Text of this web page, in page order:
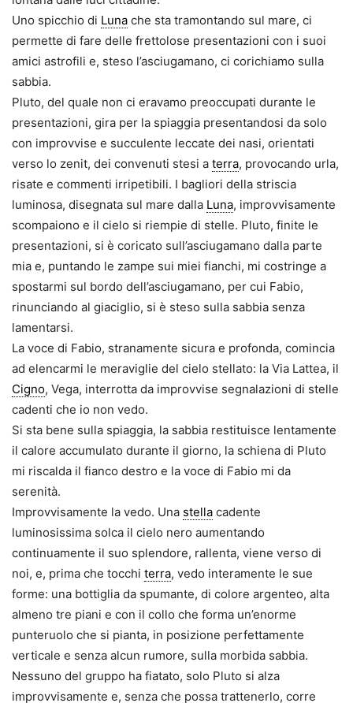
Uno spicchio di Luna che sta tramontando sul mare, ci
permette di fare delle frettolose presentazioni con i suoi
amici astrofili e, steso l’asciugamano, ci corichiamo sulla
sabbia.
Pluto, del quale non ci eravamo preoccupati durante le
presentazioni, gira per la spiaggia presentandosi da solo
con improvvise e succulente leccate dei nasi, orientati
verso lo zenit, dei convenuti stesi a terra, provocando urla,
risate e commenti irripetibili. I bagliori della striscia
luminosa, disegnata sul mare dalla Luna, improvvisamente
scompaiono e il cielo si riempie di stelle. Pluto, finite le
presentazioni, si è coricato sull’asciugamano dalla parte
mia e, puntando le zampe sui miei fianchi, mi costringe a
spostarmi sul bordo dell’asciugamano, per cui Fabio,
rinunciando al giaciglio, si è steso sulla sabbia senza
lamentarsi.
La voce di Fabio, stranamente sicura e profonda, comincia
ad elencarmi le meraviglie del cielo stellato: la Via Lattea, il
Cigno, Vega, interrotta da improvvise segnalazioni di stelle
cadenti che io non vedo.
Si sta bene sulla spiaggia, la sabbia restituisce lentamente
il calore accumulato durante il giorno, la schiena di Pluto
mi riscalda il fianco destro e la voce di Fabio mi da
serenità.
Improvvisamente la vedo. Una stella cadente
luminosissima solca il cielo nero aumentando
continuamente il suo splendore, rallenta, viene verso di
noi, e, prima che tocchi terra, vedo interamente le sue
forme: una bottiglia da spumante, di colore argenteo, alta
almeno tre piani e con il collo che forma un’enorme
punteruolo che si pianta, in posizione perfettamente
verticale e senza alcun rumore, sulla morbida sabbia.
Nessuno del gruppo ha fiatato, solo Pluto si alza
improvvisamente e, senza che possa trattenerlo, corre